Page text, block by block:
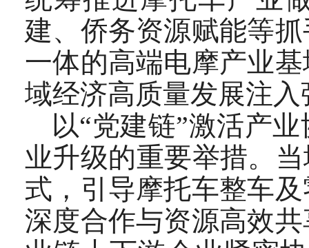
建、侨务资源赋能等
一体的高端电摩产业
域经济高质量发展注
以“党建链”激活产
业升级的重要举措。
式，引导摩托车整车
深度合作与资源高效